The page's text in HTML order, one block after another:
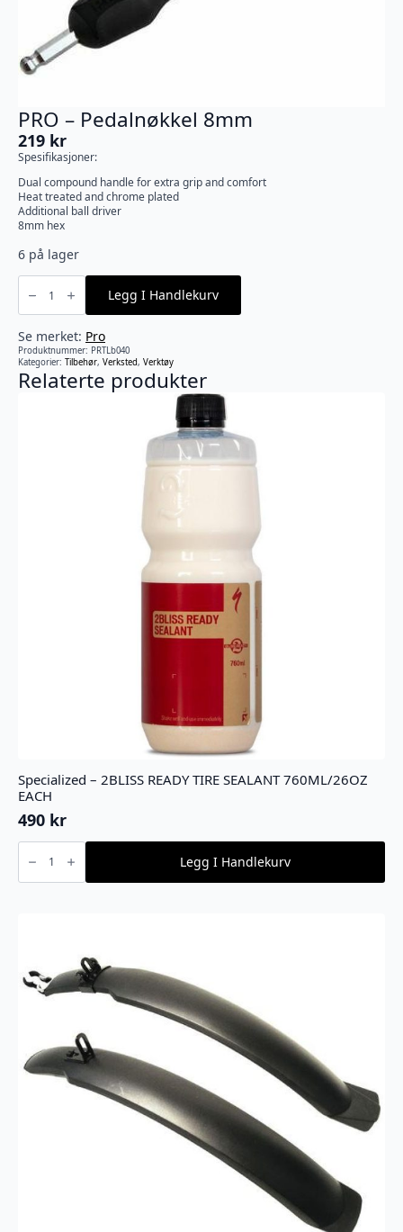
PRO – Pedalnøkkel 8mm
219 kr
Spesifikasjoner:
Dual compound handle for extra grip and comfort
Heat treated and chrome plated
Additional ball driver
8mm hex
6 på lager
PRO
Pedalnøkkel
8mm
Legg I Handlekurv
Se merket: Pro
Produktnummer: PRTLb040
Kategorier: Tilbehør, Verksted, Verktøy
Relaterte produkter
Specialized – 2BLISS READY TIRE SEALANT 760ML/26OZ
EACH
490 kr
Specialized
2BLISS
READY
Legg I Handlekurv